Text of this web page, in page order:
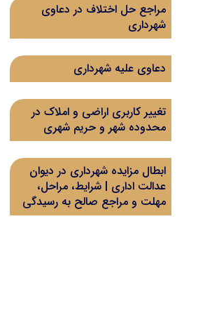
مراجع حل اختلاف در دعاوی
شهرداری
دعاوی علیه شهرداری
تغییر کاربری اراضی و املاک در
محدوده شهر و حریم شهری
ابطال مزایده شهرداری در دیوان
عدالت اداری | شرایط، مراحل،
مهلت و مراجع صالح به رسیدگی